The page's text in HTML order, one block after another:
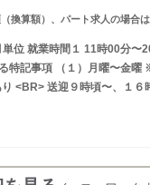
算額）、パート求人の場合は
位 就業時間１ 11時00分
特記事項 （１）月曜〜金
<BR> 送迎９時頃〜、１６